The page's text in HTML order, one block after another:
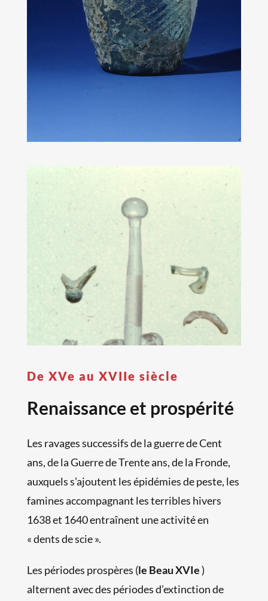
De XVe au XVIIe siècle
Renaissance et prospérité
Les ravages successifs de la guerre de Cent
ans, de la Guerre de Trente ans, de la Fronde,
auxquels s’ajoutent les épidémies de peste, les
famines accompagnant les terribles hivers
1638 et 1640 entraînent une activité en
« dents de scie ».
Les périodes prospères (le Beau XVIe)
alternent avec des périodes d’extinction de